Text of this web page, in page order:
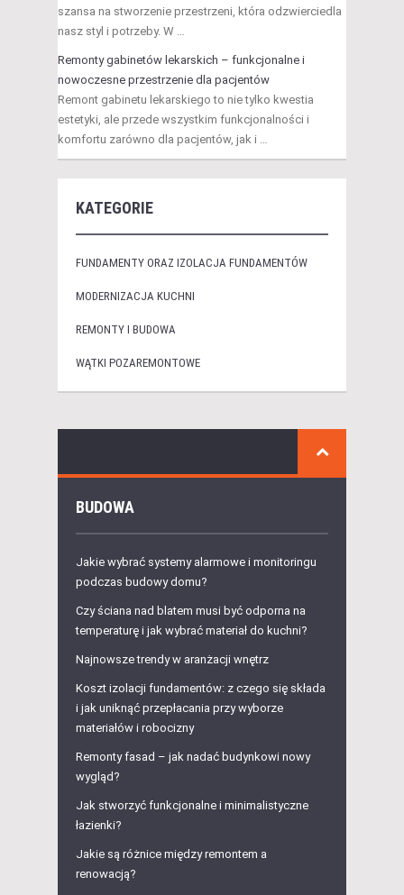
szansa na stworzenie przestrzeni, która odzwierciedla
nasz styl i potrzeby. W …
Remonty gabinetów lekarskich – funkcjonalne i
nowoczesne przestrzenie dla pacjentów
Remont gabinetu lekarskiego to nie tylko kwestia
estetyki, ale przede wszystkim funkcjonalności i
komfortu zarówno dla pacjentów, jak i …
KATEGORIE
FUNDAMENTY ORAZ IZOLACJA FUNDAMENTÓW
MODERNIZACJA KUCHNI
REMONTY I BUDOWA
WĄTKI POZAREMONTOWE
BUDOWA
Jakie wybrać systemy alarmowe i monitoringu
podczas budowy domu?
Czy ściana nad blatem musi być odporna na
temperaturę i jak wybrać materiał do kuchni?
Najnowsze trendy w aranżacji wnętrz
Koszt izolacji fundamentów: z czego się składa
i jak uniknąć przepłacania przy wyborze
materiałów i robocizny
Remonty fasad – jak nadać budynkowi nowy
wygląd?
Jak stworzyć funkcjonalne i minimalistyczne
łazienki?
Jakie są różnice między remontem a
renowacją?